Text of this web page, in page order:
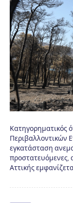
Κατηγορηματικός
Περιβαλλοντικών
εγκατάσταση
προστατευόμενες,
Αττικής